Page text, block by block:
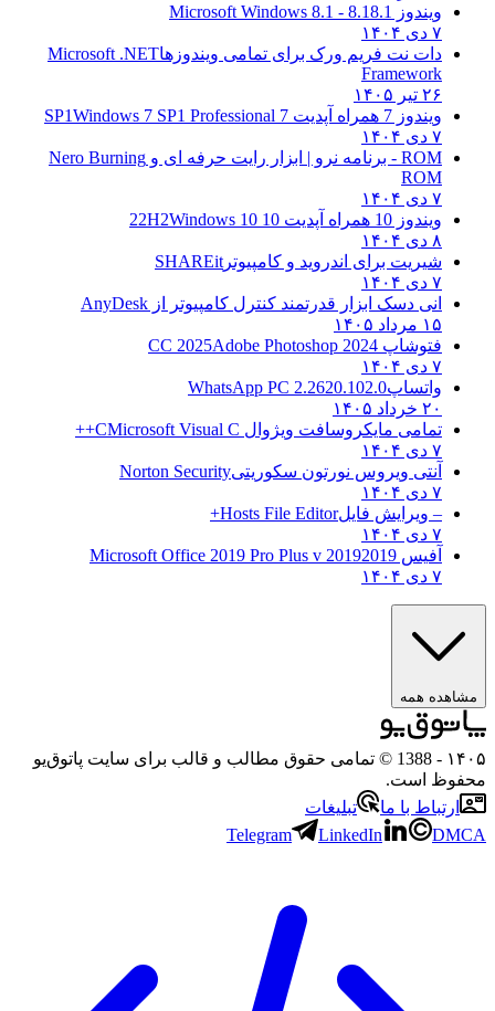
ویندوز 8.1
8.1 - Microsoft Windows 8.1
۷ دی ۱۴۰۴
دات نت فریم ورک برای تمامی ویندوزهاMicrosoft .NET
Framework
۲۶ تیر ۱۴۰۵
ویندوز 7 همراه آپدیت 7 SP1
Windows 7 SP1 Professional
۷ دی ۱۴۰۴
ROM - برنامه نرو | ابزار رایت حرفه ای و
Nero Burning
ROM
۷ دی ۱۴۰۴
ویندوز 10 همراه آپدیت 10 22H2
Windows 10
۸ دی ۱۴۰۴
شیریت برای اندروید و کامپیوتر SHAREit
۷ دی ۱۴۰۴
انی دسک ابزار قدرتمند کنترل کامپیوتر از AnyDesk
۱۵ مرداد ۱۴۰۵
فتوشاپ CC 2025 Adobe Photoshop 2024
۷ دی ۱۴۰۴
واتساپWhatsApp PC 2.2620.102.0
۲۰ خرداد ۱۴۰۵
تمامی مایکروسافت ویژوال C Microsoft Visual C++
۷ دی ۱۴۰۴
آنتی ویروس نورتون سکوریتیNorton Security
۷ دی ۱۴۰۴
– ویرایش فایلHosts File Editor+
۷ دی ۱۴۰۴
آفیس 2019 2019 Microsoft Office 2019 Pro Plus v
۷ دی ۱۴۰۴
مشاهده همه
۱۴۰۵
- 1388 © تمامی حقوق مطالب و قالب برای سایت پاتوق‌یو
محفوظ است.
ارتباط با ما
تبلیغات
Telegram
LinkedIn DMCA